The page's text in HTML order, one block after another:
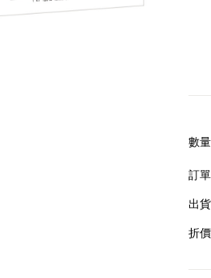
數量
訂
出
折